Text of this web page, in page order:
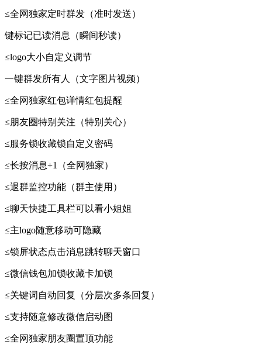
≤全网独家定时群发（准时发送）
键标记已读消息（瞬间秒读）
≤logo大小自定义调节
一键群发所有人（文字图片视频）
≤全网独家红包详情红包提醒
≤朋友圈特别关注（特别关心）
≤服务锁收藏锁自定义密码
≤长按消息+1（全网独家）
≤退群监控功能（群主使用）
≤聊天快捷工具栏可以看小姐姐
≤主logo随意移动可隐藏
≤锁屏状态点击消息跳转聊天窗口
≤微信钱包加锁收藏卡加锁
≤关键词自动回复（分层次多条回复）
≤支持随意修改微信启动图
≤全网独家朋友圈置顶功能